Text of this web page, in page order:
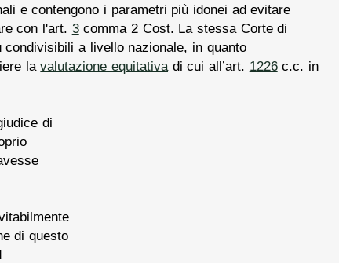
e contengono i parametri più idonei ad evitare
con l'art. 3comma 2 Cost. La stessa Corte di
a livello nazionale, in quanto
lavalutazione equitativa di cui all’art. 1226c.c. in
di
di questo